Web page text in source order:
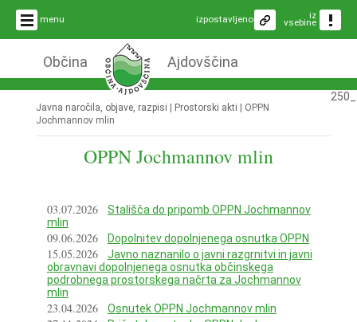
menu iz
vsebine
izpostavljeno
Občina Ajdovščina
Javna naročila, objave, razpisi | Prostorski akti | OPPN
Jochmannov mlin
OPPN Jochmannov mlin
03.07.2026
Stališča do pripomb OPPN Jochmannov
mlin
09.06.2026 Dopolnitev dopolnjenega osnutka OPPN
15.05.2026
Javno naznanilo o javni razgrnitvi in javni
obravnavi dopolnjenega osnutka občinskega
podrobnega prostorskega načrta za Jochmannov
mlin
23.04.2026 Osnutek OPPN Jochmannov mlin